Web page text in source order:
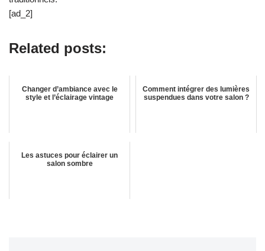
[ad_2]
Related posts:
Changer d’ambiance avec le
style et l’éclairage vintage
Comment intégrer des lumières
suspendues dans votre salon ?
Les astuces pour éclairer un
salon sombre